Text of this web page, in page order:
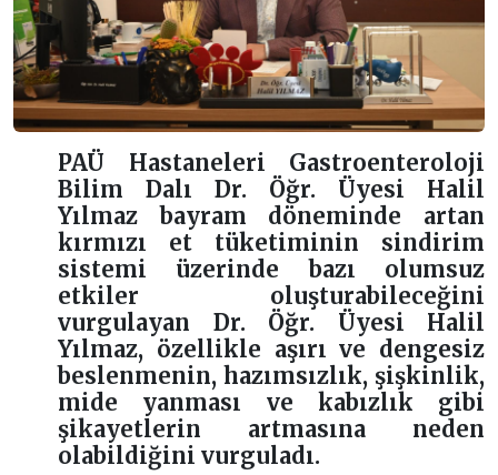
PAÜ Hastaneleri Gastroenteroloji
Bilim Dalı Dr. Öğr. Üyesi Halil
Yılmazbayram döneminde artan
kırmızı et tüketiminin sindirim
sistemi üzerinde bazı olumsuz
etkiler oluşturabileceğini
vurgulayan Dr. Öğr. Üyesi Halil
Yılmaz, özellikle aşırı ve dengesiz
beslenmenin, hazımsızlık, şişkinlik,
mide yanması ve kabızlık gibi
şikayetlerin artmasına neden
olabildiğini vurguladı.